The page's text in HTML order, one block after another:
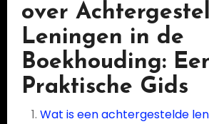
over
Leningen in de
Boekhouding:
Praktische Gids
Wat is een achtergestelde